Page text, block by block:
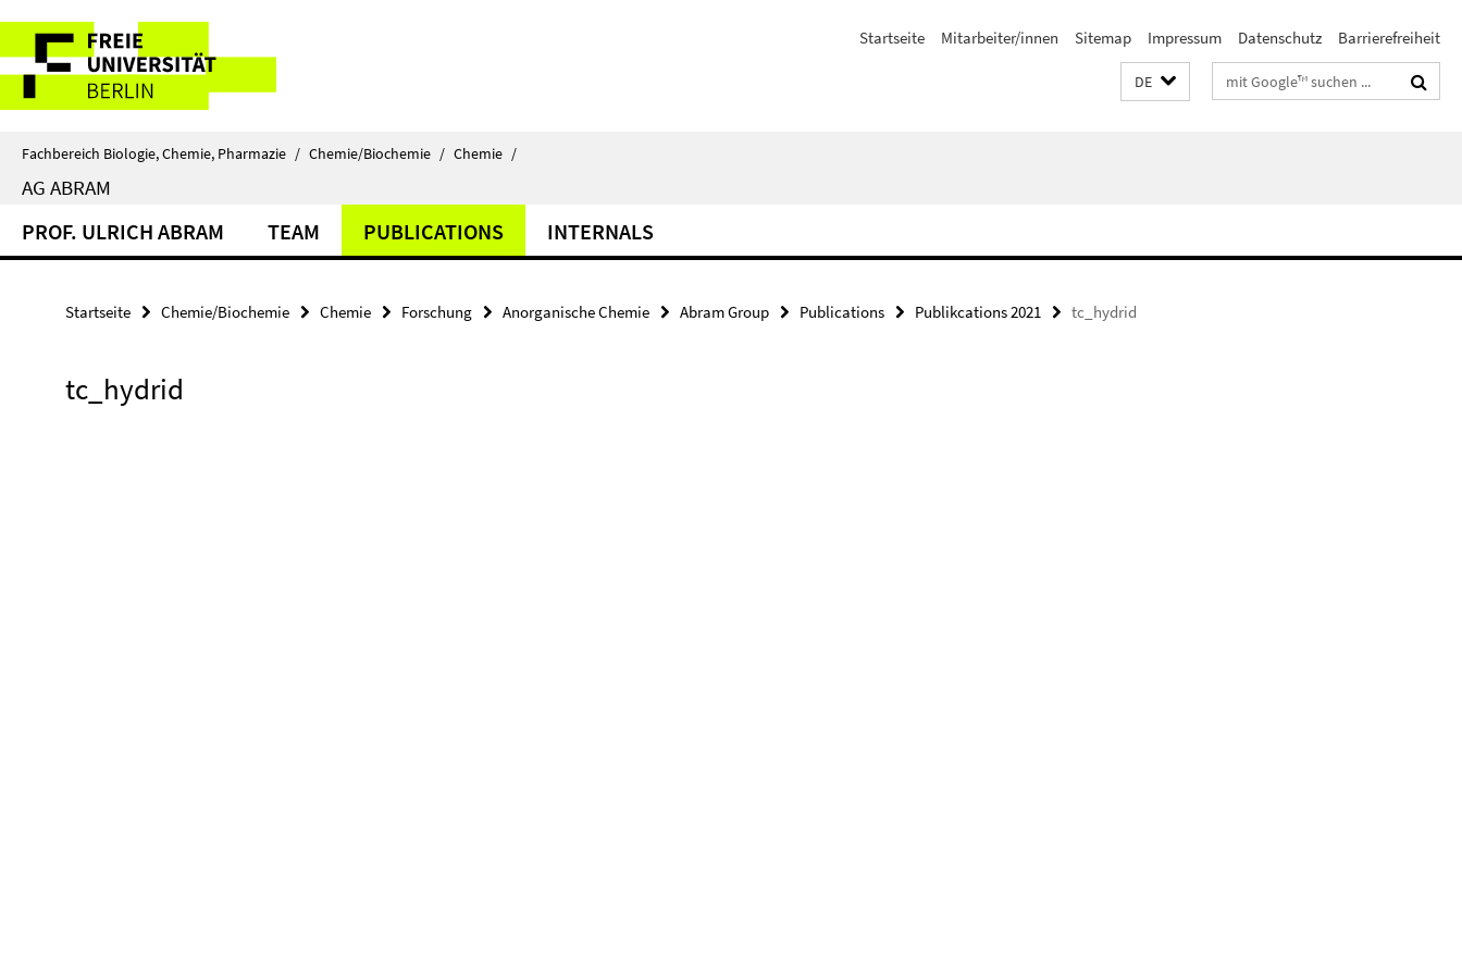
direkt
Inhalt
Service-
Navigation
Startseite Mitarbeiter/innen Sitemap Impressum Datenschutz Barrierefreiheit
DE Suchbegriffe
Fachbereich Biologie, Chemie, Pharmazie / Chemie/Biochemie / Chemie /
AG ABRAM
PROF. ULRICH ABRAM TEAM PUBLICATIONS INTERNALS
Startseite Chemie/Biochemie Chemie Forschung Anorganische Chemie Abram Group Publications Publikcations 2021 tc_hydrid
tc_hydrid